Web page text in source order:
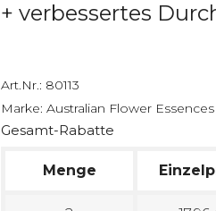
+ verbessertes
Art.Nr.: 80113
Marke: Australian Flower Essences
Gesamt-Rabatte
Menge